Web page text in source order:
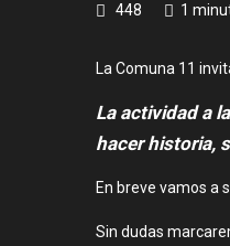
448 1
La Comuna 11
La actividad a
hacer historia,
En breve vamos a
Sin dudas